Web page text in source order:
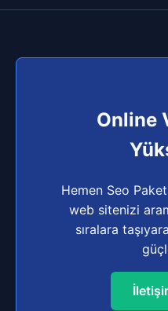
Online
Hemen Seo
web sitenizi
sıralara